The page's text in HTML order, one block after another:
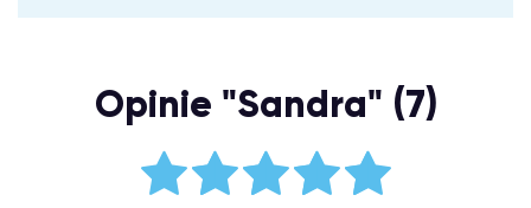
Opinie "Sandra" (7)